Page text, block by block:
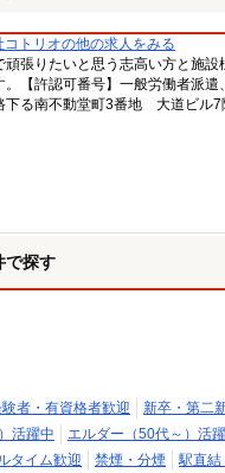
コトリオの他の求人をみる
頑張りたいと思う志高い方と施
。【許認可番号】一般労働者派
下る南不動堂町3番地 大道ビル7
で探す
者・有資格者歓迎 新卒・第二
活躍中 エルダー（50代～）活
タイム歓迎 禁煙・分煙 駅直結